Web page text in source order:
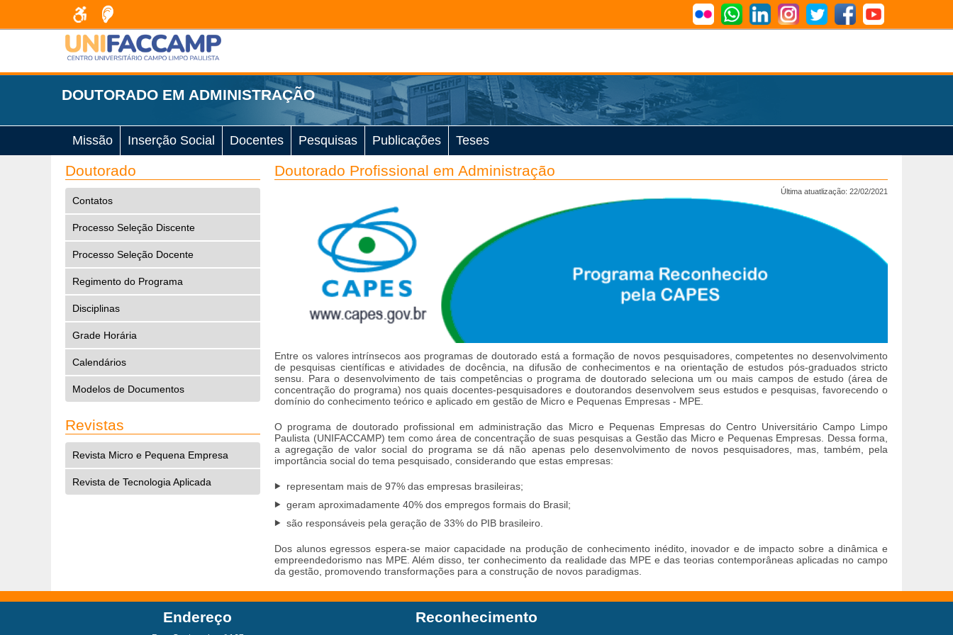
DOUTORADO EM ADMINISTRAÇÃO
Missão Inserção Social Docentes Pesquisas Publicações Teses
Doutorado
Contatos
Processo Seleção Discente
Processo Seleção Docente
Regimento do Programa
Disciplinas
Grade Horária
Calendários
Modelos de Documentos
Revistas
Revista Micro e Pequena Empresa
Revista de Tecnologia Aplicada
Doutorado Profissional em Administração
Última atuatlização: 22/02/2021
Entre os valores intrínsecos aos programas de doutorado está a formação de novos pesquisadores, competentes no desenvolvimento
de pesquisas científicas e atividades de docência, na difusão de conhecimentos e na orientação de estudos pós-graduados stricto
sensu. Para o desenvolvimento de tais competências o programa de doutorado seleciona um ou mais campos de estudo (área de
concentração do programa) nos quais docentes-pesquisadores e doutorandos desenvolvem seus estudos e pesquisas, favorecendo o
domínio do conhecimento teórico e aplicado em gestão de Micro e Pequenas Empresas - MPE.
O programa de doutorado profissional em administração das Micro e Pequenas Empresas do Centro Universitário Campo Limpo
Paulista (UNIFACCAMP) tem como área de concentração de suas pesquisas a Gestão das Micro e Pequenas Empresas. Dessa forma,
a agregação de valor social do programa se dá não apenas pelo desenvolvimento de novos pesquisadores, mas, também, pela
importância social do tema pesquisado, considerando que estas empresas:
representam mais de 97% das empresas brasileiras;
geram aproximadamente 40% dos empregos formais do Brasil;
são responsáveis pela geração de 33% do PIB brasileiro.
Dos alunos egressos espera-se maior capacidade na produção de conhecimento inédito, inovador e de impacto sobre a dinâmica e
empreendedorismo nas MPE. Além disso, ter conhecimento da realidade das MPE e das teorias contemporâneas aplicadas no campo
da gestão, promovendo transformações para a construção de novos paradigmas.
Endereço Reconhecimento